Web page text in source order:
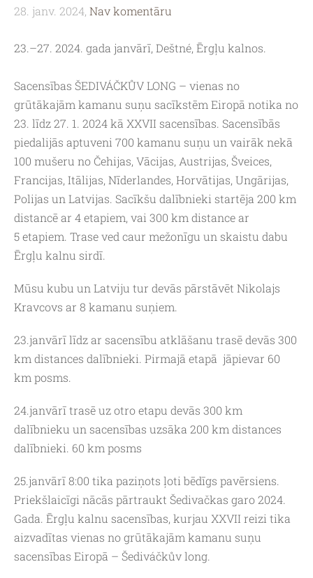
28. janv. 2024, Nav komentāru
23.–27. 2024. gada janvārī, Deštné, Ērgļu kalnos.
Sacensības ŠEDIVÁČKŮV LONG – vienas no
grūtākajām kamanu suņu sacīkstēm Eiropā notika no
23. līdz 27. 1. 2024 kā XXVII sacensības. Sacensībās
piedalijās aptuveni 700 kamanu suņu un vairāk nekā
100 mušeru no Čehijas, Vācijas, Austrijas, Šveices,
Francijas, Itālijas, Nīderlandes, Horvātijas, Ungārijas,
Polijas un Latvijas. Sacīkšu dalībnieki startēja 200 km
distancē ar 4 etapiem, vai 300 km distance ar
5 etapiem. Trase ved caur mežonīgu un skaistu dabu
Ērgļu kalnu sirdī.
Mūsu kubu un Latviju tur devās pārstāvēt Nikolajs
Kravcovs ar 8 kamanu suņiem.
23.janvārī līdz ar sacensību atklāšanu trasē devās 300
km distances dalībnieki. Pirmajā etapā jāpievar 60
km posms.
24.janvārī trasē uz otro etapu devās 300 km
dalībnieku un sacensības uzsāka 200 km distances
dalībnieki. 60 km posms
25.janvārī 8:00 tika paziņots ļoti bēdīgs pavērsiens.
Priekšlaicīgi nācās pārtraukt Šedivačkas garo 2024.
Gada. Ērgļu kalnu sacensības, kurjau XXVII reizi tika
aizvadītas vienas no grūtākajām kamanu suņu
sacensības Eiropā – Šediváčkův long.